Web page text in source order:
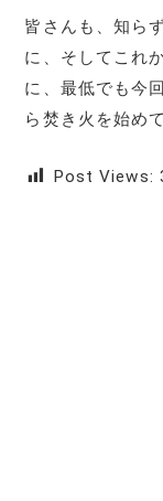
皆さんも、知ら
に、そしてこれ
に、最低でも今
ら焚き火を始め
Post Views: